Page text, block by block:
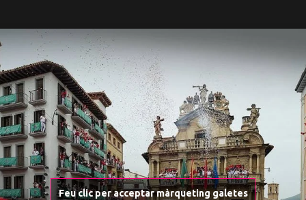
Feu clic per acceptar màrqueting galetes